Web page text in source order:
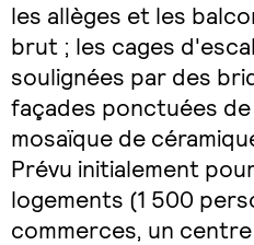
les allèges et les
brut ; les cages
soulignées par des
façades ponctuées de
mosaïque de
Prévu initialement
logements (1 500
commerces, un